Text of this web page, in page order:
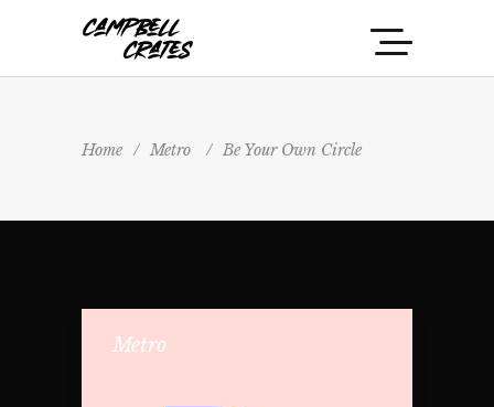
Home / Metro / Be Your Own Circle
Metro